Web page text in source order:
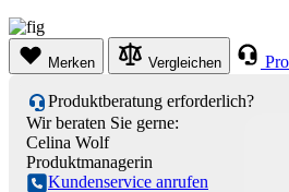
Merken Vergleichen
Produktberatung erforderlich?
Wir beraten Sie gerne:
Celina Wolf
Produktmanagerin
Kundenservice anrufen